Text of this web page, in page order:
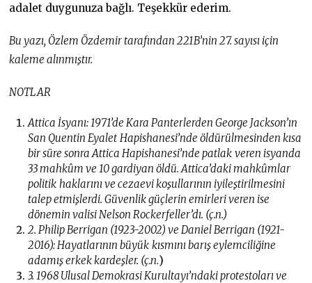
adalet duygunuza bağlı. Teşekkür ederim.
Bu yazı, Özlem Özdemir tarafından 221B’nin 27. sayısı için
kaleme alınmıştır.
NOTLAR
Attica İsyanı: 1971’de Kara Panterlerden George Jackson’ın
San Quentin Eyalet Hapishanesi’nde öldürülmesinden kısa
bir süre sonra Attica Hapishanesi’nde patlak veren isyanda
33 mahkûm ve 10 gardiyan öldü. Attica’daki mahkûmlar
politik haklarını ve cezaevi koşullarının iyileştirilmesini
talep etmişlerdi. Güvenlik güçlerin emirleri veren ise
dönemin valisi Nelson Rockerfeller’dı. (ç.n.)
2. Philip Berrigan (1923-2002) ve Daniel Berrigan (1921-
2016): Hayatlarının büyük kısmını barış eylemciliğine
adamış erkek kardeşler. (ç.n.)
3. 1968 Ulusal Demokrasi Kurultayı’ndaki protestoları ve